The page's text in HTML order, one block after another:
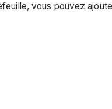
vous pouvez